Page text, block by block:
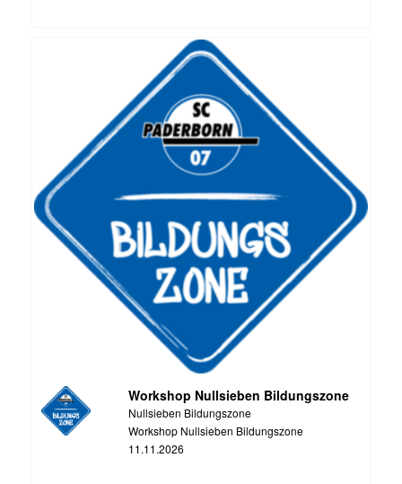
Workshop Nullsieben Bildungszone
Nullsieben Bildungszone
Workshop Nullsieben Bildungszone
11.11.2026